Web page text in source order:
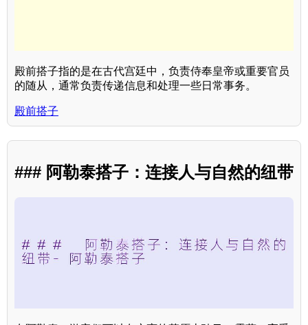
殿前搭子指的是在古代宫廷中，负责侍奉皇帝或重要官员
的随从，通常负责传递信息和处理一些日常事务。
殿前搭子
### 阿勒泰搭子：连接人与自然的纽带